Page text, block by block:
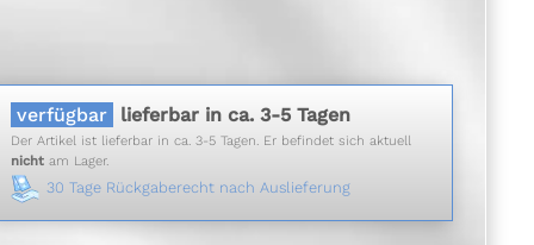
verfügbar lieferbar in ca. 3-5 Tagen
Der Artikel ist lieferbar in ca. 3-5 Tagen. Er befindet sich aktuell
nichtam Lager.
30 Tage Rückgaberecht nach Auslieferung